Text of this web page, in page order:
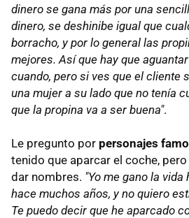
dinero se gana más por una
dinero, se deshinibe igual que
borracho, y por lo general las
mejores. Así que hay que
cuando, pero si ves que el cliente
una mujer a su lado que no tenía
que la propina va a ser buena".
Le pregunto por personajes
tenido que aparcar el coche,
dar nombres. "Yo me gano la
hace muchos años, y no quiero
Te puedo decir que he aparcado